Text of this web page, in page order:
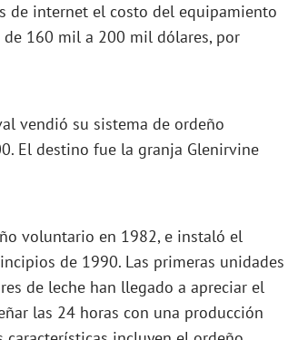
de internet el costo del equipamiento
160 mil a 200 mil dólares, por
vendió su sistema de ordeño
El destino fue la granja Glenirvine
voluntario en 1982, e instaló el
de 1990. Las primeras unidades
de leche han llegado a apreciar el
las 24 horas con una producción